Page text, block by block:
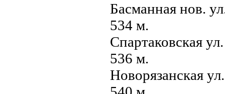
Басманная нов.
534 м.
Спартаковская
536 м.
Новорязанская